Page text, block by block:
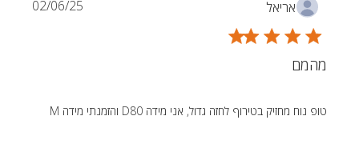
אריאל
מהמם
טופ נוח מחזיק בטירוף לחזה גדול, אני מידה D80 והזמנתי מידה M
Published
02/06/25